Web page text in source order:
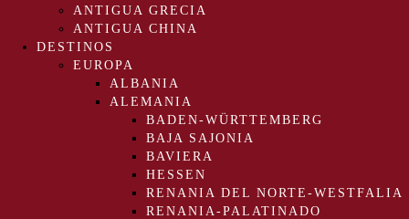
ANTIGUA GRECIA
ANTIGUA CHINA
DESTINOS
EUROPA
ALBANIA
ALEMANIA
BADEN-WÜRTTEMBERG
BAJA SAJONIA
BAVIERA
HESSEN
RENANIA DEL NORTE-WESTFALIA
RENANIA-PALATINADO